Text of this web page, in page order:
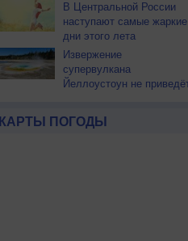
В Центральной России
наступают самые жаркие
дни этого лета
Извержение
супервулкана
Йеллоустоун не
КАРТЫ ПОГОДЫ